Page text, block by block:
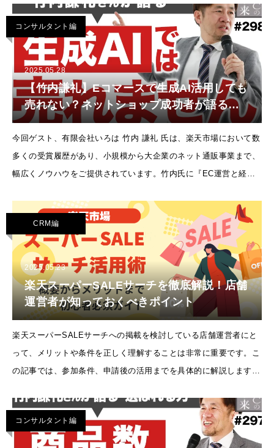
する!」という理
コンサルタント編
2025.05.28
【竹内謙礼】Eコマースで生成AI活用しても
売れない？ネットショップ成功者が語る真
実とは【EC・ネットショップ・楽天・
Amazon】
今回ゲスト、有限会社いろは 竹内 謙礼 氏は、楽天市場において数
多くの受賞履歴があり、小規模から大企業のネット通販事業まで、
幅広くノウハウをご提供されています。竹内氏に『EC運営と経営
トショップの未来は
CRM編
2025.05.23
楽天スーパーSALEサーチを徹底解説！店舗
運営者が知っておくべきポイント
楽天スーパーSALEサーチへの掲載を検討している店舗運営者にと
って、メリットや条件を正しく理解することは非常に重要です。こ
の記事では、参加条件、申請後の活用までを具体的に解説します。
めの参考にしてくだ
コンサルタント編